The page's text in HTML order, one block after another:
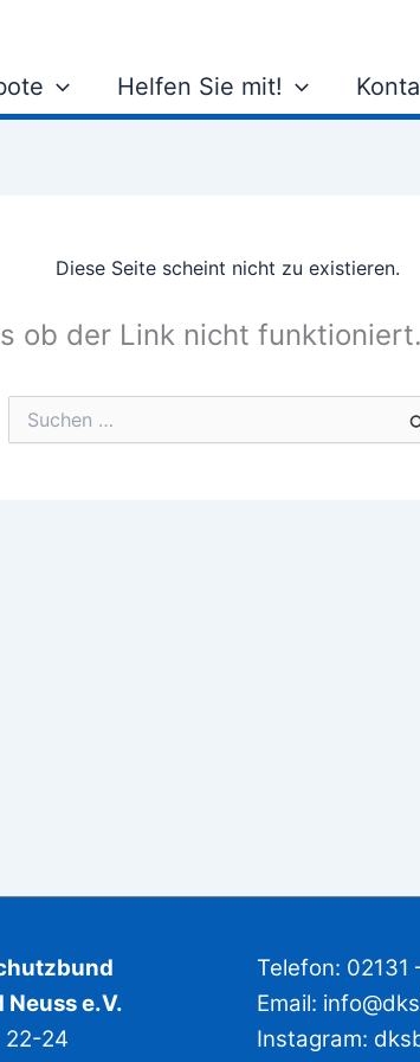
Helfen Sie mit!
Diese Seite scheint nicht zu existieren.
ob der Link nicht
Suchen
nach:
e.V.
22-24
Telefon: 02131
Email:
Instagram: